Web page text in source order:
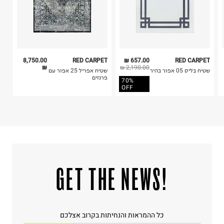
אין לייבש במכונת ייבוש
אסור לגהץ
ניקוי יבש אסור
היבואן
טרמינל איקס אונליין בע"מ
בית פוקס-רח' החרמון
8,750.00
₪
RED CARPET
שטיח אפריל 25 אפור עם
פרנזים
657.00 ₪
2,190.00 ₪
70%
OFF
RED CARPET
שטיח בליס 05 אפור בהיר
!GET THE NEWS
כל ההמראות והנחיתות בקרוב אצלכם